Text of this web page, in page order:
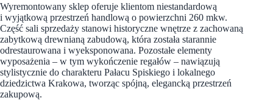
Wyremontowany sklep oferuje klientom niestandardową
i wyjątkową przestrzeń handlową o powierzchni 260 mkw.
Część sali sprzedaży stanowi historyczne wnętrze z zachowaną
zabytkową drewnianą zabudową, która została starannie
odrestaurowana i wyeksponowana. Pozostałe elementy
wyposażenia – w tym wykończenie regałów – nawiązują
stylistycznie do charakteru Pałacu Spiskiego i lokalnego
dziedzictwa Krakowa, tworząc spójną, elegancką przestrzeń
zakupową.